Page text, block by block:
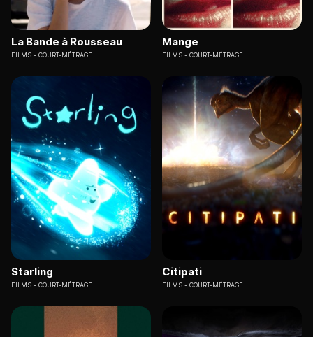
La Bande à Rousseau
FILMS COURT-MÉTRAGE
Mange
FILMS COURT-MÉTRAGE
Starling
FILMS COURT-MÉTRAGE
Citipati
FILMS COURT-MÉTRAGE